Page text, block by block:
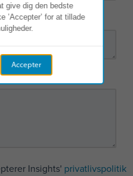
*
dig*
Insights' privatlivspolitik
give dig den bedste
’Accepter’ for at tillade
Accepter